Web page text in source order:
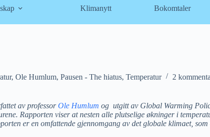
Klimanytt Bokomtaler
, Ole Humlum, Pausen - The hiatus, Temperatur 2
av professorOle Humlum og utgitt av Global Warming
Rapporten viser at nesten alle plutselige økninger i
er en omfattende gjennomgang av det globale klimaet,